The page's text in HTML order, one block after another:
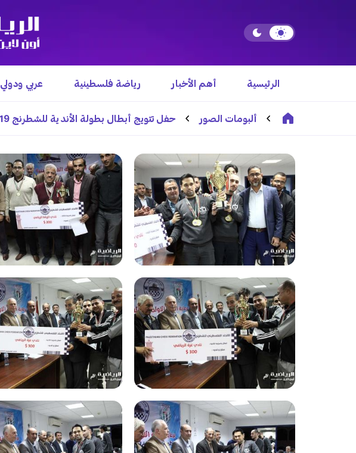
الرئيسية أهم الأخبار رياضة فلسطينية عربي ودولي
ألبومات الصور حفل تتويج أبطال بطولة الأندية للشطرنج 2019م